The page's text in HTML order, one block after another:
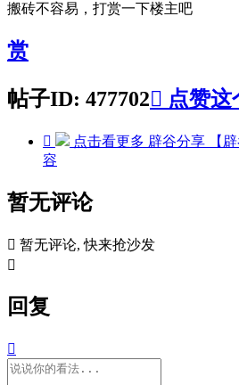
搬砖不容易，打赏一下楼主吧
赏
帖子ID: 477702 点赞这
 点击看更多 辟谷分享 【
容
暂无评论
 暂无评论, 快来抢沙发

回复
